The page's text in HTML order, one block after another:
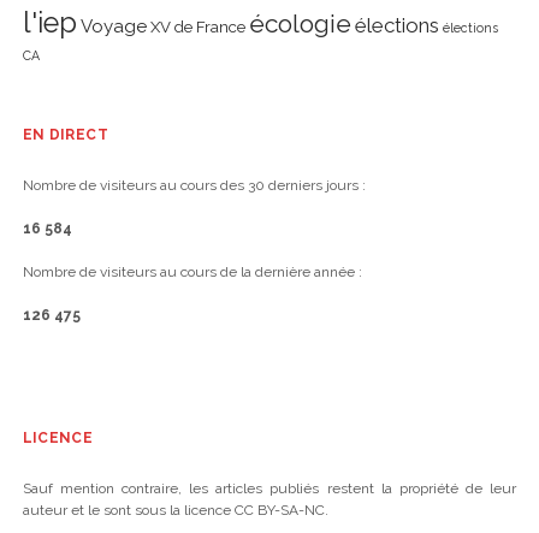
l'iep Voyage XV de France écologie élections élections
CA
EN DIRECT
Nombre de visiteurs au cours des 30 derniers jours :
16 584
Nombre de visiteurs au cours de la dernière année :
126 475
LICENCE
Sauf mention contraire, les articles publiés restent la propriété de leur
auteur et le sont sous la licence CC BY-SA-NC.